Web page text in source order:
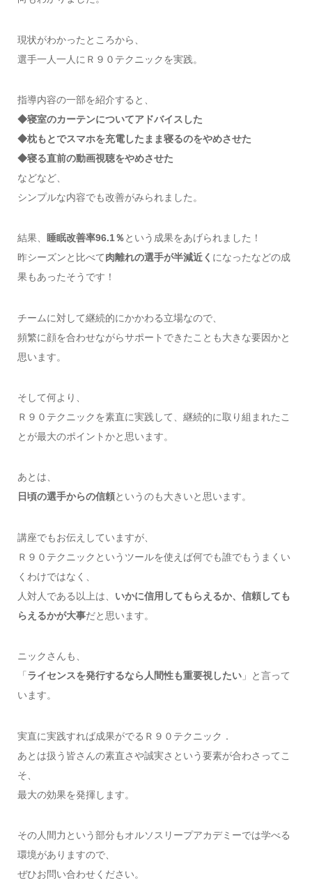
現状がわかったところから、
選手一人一人にＲ９０テクニックを実践。
指導内容の一部を紹介すると、
◆寝室のカーテンについてアドバイスした
◆枕もとでスマホを充電したまま寝るのをやめさせた
◆寝る直前の動画視聴をやめさせた
などなど、
シンプルな内容でも改善がみられました。
結果、 睡眠改善率96.1％という成果をあげられました！
昨シーズンと比べて肉離れの選手が半減近く になったなどの成
果もあったそうです！
チームに対して継続的にかかわる立場なので、
頻繁に顔を合わせながらサポートできたことも大きな要因かと
思います。
そして何より、
Ｒ９０テクニックを素直に実践して、継続的に取り組まれたこ
とが最大のポイントかと思います。
あとは、
日頃の選手からの信頼というのも大きいと思います。
講座でもお伝えしていますが、
Ｒ９０テクニックというツールを使えば何でも誰でもうまくい
くわけではなく、
人対人である以上は、 いかに信用してもらえるか、信頼しても
らえるかが大事だと思います。
ニックさんも、
「 ライセンスを発行するなら人間性も重要視したい」と言って
います。
実直に実践すれば成果がでるＲ９０テクニック．
あとは扱う皆さんの素直さや誠実さという要素が合わさってこ
そ、
最大の効果を発揮します。
その人間力という部分もオルソスリープアカデミーでは学べる
環境がありますので、
ぜひお問い合わせください。